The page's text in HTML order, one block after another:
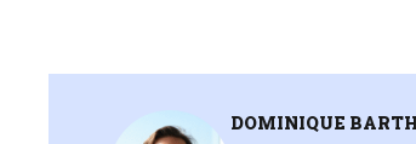
DOMINIQUE